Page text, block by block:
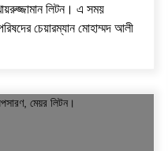
লিটন। এ সময়
চেয়ারম্যান মোহাম্মদ আলী